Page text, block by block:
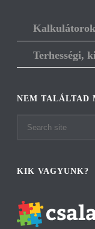
Kalkulátorok
Terhességi,
NEM TALÁLTAD
KIK VAGYUNK?